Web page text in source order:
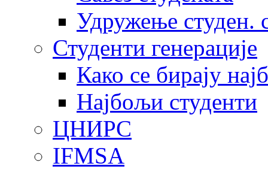
Удружење студен.
Студенти генерације
Како се бирају
Најбољи студенти
ЦНИРС
IFMSA